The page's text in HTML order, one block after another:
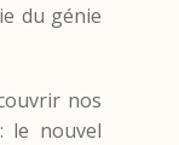
du génie
nos
le nouvel